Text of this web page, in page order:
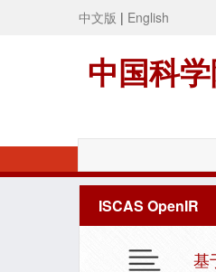
中文版 | English
中国科
ISCAS OpenIR
基